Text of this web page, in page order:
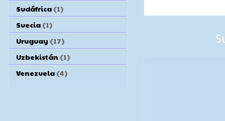
Sudáfrica (1)
Suecia (1)
Uruguay (17)
Uzbekistán (1)
Venezuela (4)